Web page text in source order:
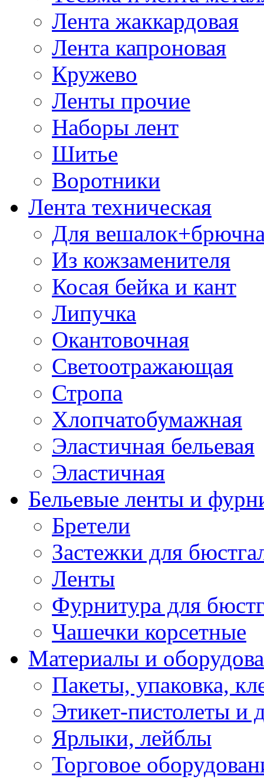
Лента жаккардовая
Лента капроновая
Кружево
Ленты прочие
Наборы лент
Шитье
Воротники
Лента техническая
Для
Из кожзаменителя
Косая бейка и кант
Липучка
Окантовочная
Светоотражающая
Стропа
Хлопчатобумажная
Эластичная бельевая
Эластичная
Бельевые ленты и
Бретели
Застежки для
Ленты
Фурнитура для
Чашечки корсетные
Материалы и
Пакеты, упаковка,
Этикет-пистолеты и
Ярлыки, лейблы
Торговое